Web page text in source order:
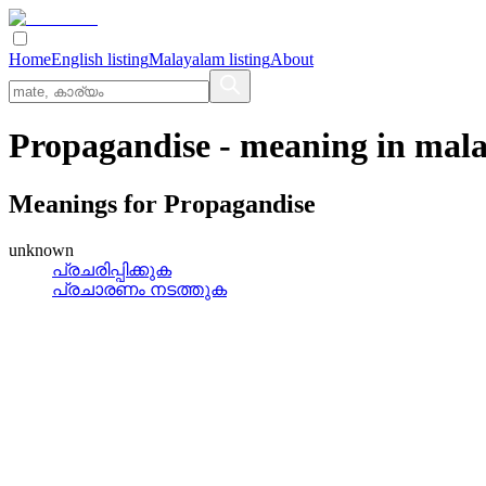
HomeEnglish listingMalayalam listingAbout
Propagandise - meaning in
Meanings for Propagandise
unknown
പ്രചരിപ്പിക്കുക
പ്രചാരണം നടത്തുക